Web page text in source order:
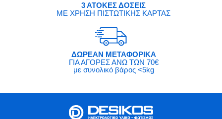
3 ΑΤΟΚΕΣ ΔΟΣΕΙΣ
ΜΕ ΧΡΗΣΗ ΠΙΣΤΩΤΙΚΗΣ ΚΑΡΤΑΣ
ΔΩΡΕΑΝ ΜΕΤΑΦΟΡΙΚΑ
ΓΙΑ ΑΓΟΡΕΣ ΑΝΩ ΤΩΝ 70€
με συνολικό βάρος <5kg